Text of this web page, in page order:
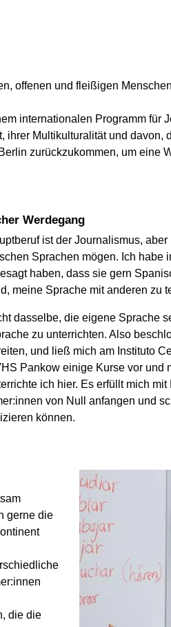
offenen und fleißigen
internationalen Programm für
ihrer Multikulturalität und
zurückzukommen, um eine
Werdegang
ist der Journalismus,
Sprachen mögen. Ich habe
haben, dass sie gern
meine Sprache mit anderen zu
dasselbe, die eigene Sprache
zu unterrichten. Also
und ließ mich am Instituto
Pankow einige Kurse vor und
ich hier. Es erfüllt mich
von Null anfangen und
können.
gerne die
die die